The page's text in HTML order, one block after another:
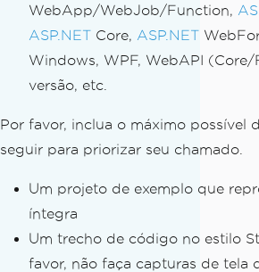
WebApp/WebJob/Function,
ASP.NET Core, ASP.NET
Windows, WPF, WebAPI (Core/
versão, etc.
Por favor, inclua o máximo possível
seguir para priorizar seu chamado.
Um projeto de exemplo que
íntegra
Um trecho de código no estilo
favor, não faça capturas de tela